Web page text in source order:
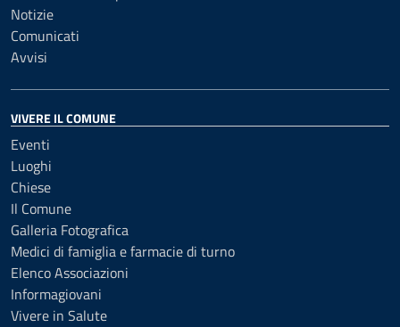
Notizie
Comunicati
Avvisi
VIVERE IL COMUNE
Eventi
Luoghi
Chiese
Il Comune
Galleria Fotografica
Medici di famiglia e farmacie di turno
Elenco Associazioni
Informagiovani
Vivere in Salute